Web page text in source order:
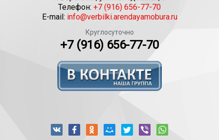
Телефон: +7 (916) 656-77-70
E-mail: info@verbilki.arendayamobura.ru
Круглосуточно
+7 (916) 656-77-70